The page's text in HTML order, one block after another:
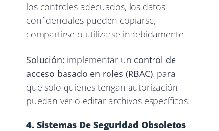
los controles adecuados, los datos
confidenciales pueden copiarse,
compartirse o utilizarse indebidamente.
Solución: implementar un control de
acceso basado en roles (RBAC), para
que solo quienes tengan autorización
puedan ver o editar archivos específicos.
4. Sistemas De Seguridad Obsoletos